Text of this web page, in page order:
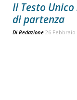
Il Testo
di partenza
Di Redazione 26 Febbraio